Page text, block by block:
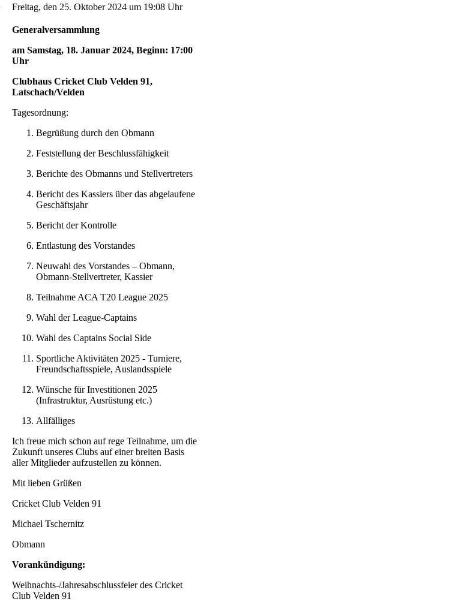
Freitag, den 25. Oktober 2024 um 19:08 Uhr
Generalversammlung
am Samstag, 18. Januar 2024, Beginn: 17:00
Uhr
Clubhaus Cricket Club Velden 91,
Latschach/Velden
Tagesordnung:
Begrüßung durch den Obmann
Feststellung der Beschlussfähigkeit
Berichte des Obmanns und Stellvertreters
Bericht des Kassiers über das abgelaufene
Geschäftsjahr
Bericht der Kontrolle
Entlastung des Vorstandes
Neuwahl des Vorstandes – Obmann,
Obmann-Stellvertreter, Kassier
Teilnahme ACA T20 League 2025
Wahl der League-Captains
Wahl des Captains Social Side
Sportliche Aktivitäten 2025 - Turniere,
Freundschaftsspiele, Auslandsspiele
Wünsche für Investitionen 2025
(Infrastruktur, Ausrüstung etc.)
Allfälliges
Ich freue mich schon auf rege Teilnahme, um die
Zukunft unseres Clubs auf einer breiten Basis
aller Mitglieder aufzustellen zu können.
Mit lieben Grüßen
Cricket Club Velden 91
Michael Tschernitz
Obmann
Vorankündigung:
Weihnachts-/Jahresabschlussfeier des Cricket
Club Velden 91